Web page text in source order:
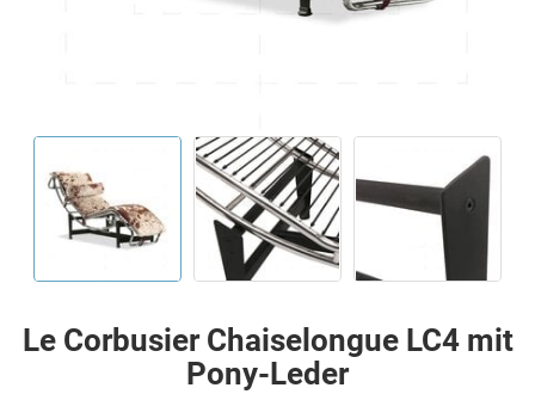
Le Corbusier Chaiselongue LC4 mit
Pony-Leder